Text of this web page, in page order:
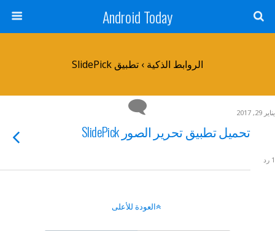
Android Today
الروابط الذكية › تطبيق SlidePick
يناير 29, 2017
تحميل تطبيق تحرير الصور SlidePick
1 رد
العودة للأعلى